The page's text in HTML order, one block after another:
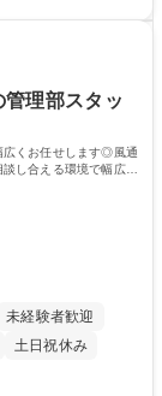
の品質チェック、
ンス元を含む社内
は営業担当がメイ
管理部スタッ
広くお任せします◎風通
し合える環境で幅広い
未経験者歓迎
土日祝休み